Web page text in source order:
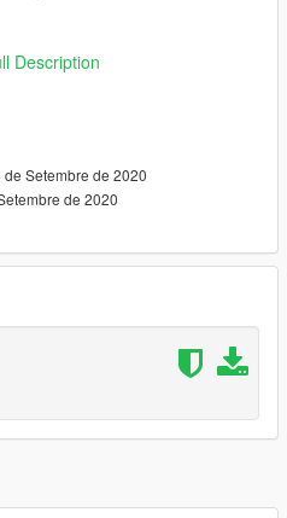
Z6crNgP
Description
de Setembre de 2020
de 2020